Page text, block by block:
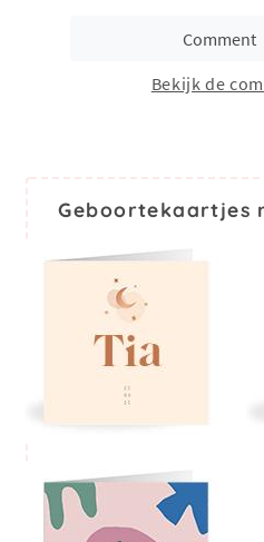
Comment
Bekijk de
Geboortekaartjes